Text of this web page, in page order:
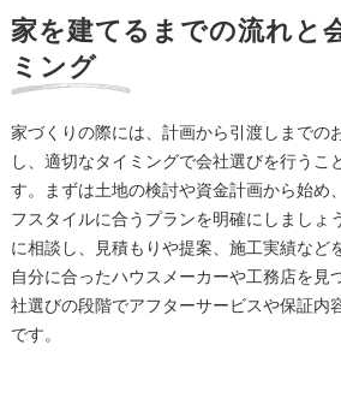
家を建てるまでの流れと
ミング
家づくりの際には、計画から引渡しまでの
し、適切なタイミングで会社選びを行うこ
す。まずは土地の検討や資金計画から始め
フスタイルに合うプランを明確にしましょ
に相談し、見積もりや提案、施工実績など
自分に合ったハウスメーカーや工務店を見
社選びの段階でアフターサービスや保証内
です。